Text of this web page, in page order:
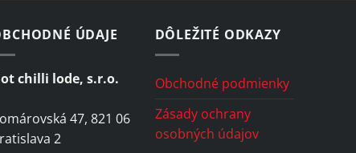
ÚDAJE
chilli lode, s.r.o.
47, 821 06
2
DÔLEŽITÉ ODKAZY
Obchodné podmienky
Zásady ochrany
osobných údajov